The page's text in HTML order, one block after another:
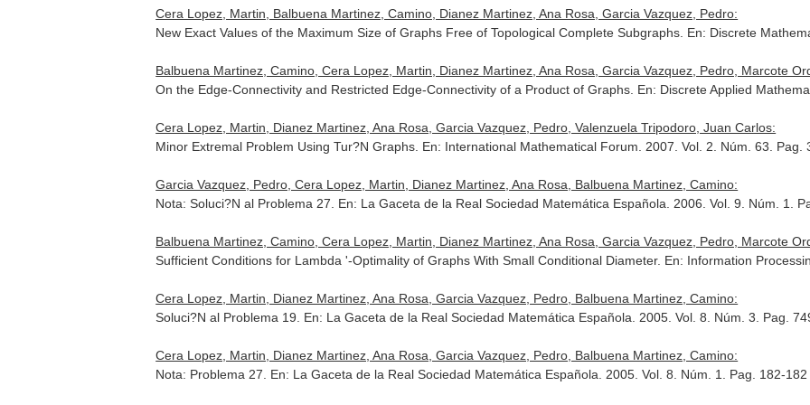
Cera Lopez, Martin, Balbuena Martinez, Camino, Dianez Martinez, Ana Rosa, Garcia Vazquez, Pedro:
New Exact Values of the Maximum Size of Graphs Free of Topological Complete Subgraphs. En: Discrete
Balbuena Martinez, Camino, Cera Lopez, Martin, Dianez Martinez, Ana Rosa, Garcia Vazquez, Pedro, Marcote
On the Edge-Connectivity and Restricted Edge-Connectivity of a Product of Graphs. En: Discrete Applied
Cera Lopez, Martin, Dianez Martinez, Ana Rosa, Garcia Vazquez, Pedro, Valenzuela Tripodoro, Juan Carlos:
Minor Extremal Problem Using Tur?N Graphs. En: International Mathematical Forum . 2007. Vol. 2. Núm. 63. Pag.
Garcia Vazquez, Pedro, Cera Lopez, Martin, Dianez Martinez, Ana Rosa, Balbuena Martinez, Camino:
Nota: Soluci?N al Problema 27. En: La Gaceta de la Real Sociedad Matemática Española . 2006. Vol. 9. Núm. 1.
Balbuena Martinez, Camino, Cera Lopez, Martin, Dianez Martinez, Ana Rosa, Garcia Vazquez, Pedro, Marcote
Sufficient Conditions for Lambda '-Optimality of Graphs With Small Conditional Diameter. En: Information
Cera Lopez, Martin, Dianez Martinez, Ana Rosa, Garcia Vazquez, Pedro, Balbuena Martinez, Camino:
Soluci?N al Problema 19. En: La Gaceta de la Real Sociedad Matemática Española . 2005. Vol. 8. Núm. 3. Pag.
Cera Lopez, Martin, Dianez Martinez, Ana Rosa, Garcia Vazquez, Pedro, Balbuena Martinez, Camino:
Nota: Problema 27. En: La Gaceta de la Real Sociedad Matemática Española . 2005. Vol. 8. Núm. 1. Pag. 182-182